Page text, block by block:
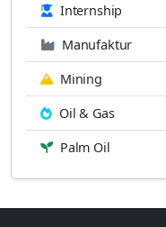
Internship
Manufaktur
Mining
Oil & Gas
Palm Oil